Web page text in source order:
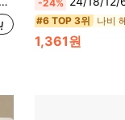
-24%
#6 TOP 3위 나비
1,361원